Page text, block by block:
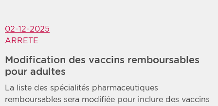
02-12-2025
ARRETE
Modification des vaccins remboursables
pour adultes
La liste des spécialités pharmaceutiques
remboursables sera modifiée pour inclure des vaccins